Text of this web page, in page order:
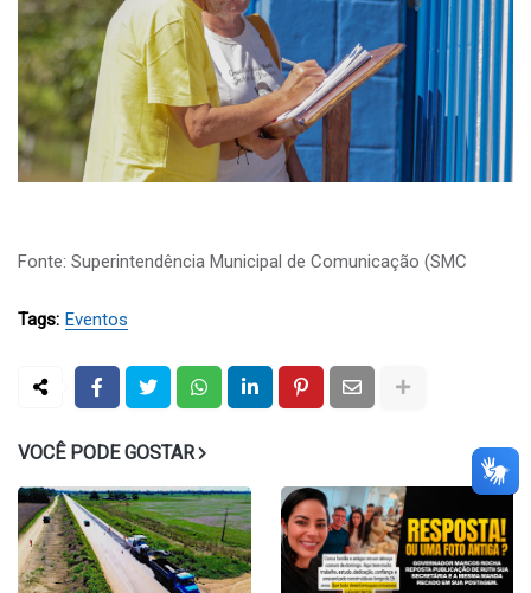
Fonte: Superintendência Municipal de Comunicação (SMC
Tags: Eventos
VOCÊ PODE GOSTAR